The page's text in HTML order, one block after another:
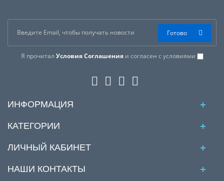
Я прочитал Условия Соглашенияи согласен с условиями
Готово
ИНФОРМАЦИЯ
КАТЕГОРИИ
ЛИЧНЫЙ КАБИНЕТ
НАШИ КОНТАКТЫ